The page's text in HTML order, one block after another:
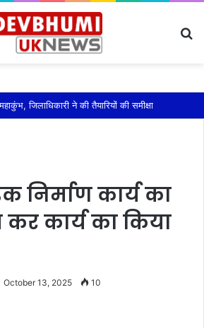
जिलाधिकारी ने की तैयारियों की समीक्षा
निर्माण कार्य का
कार्य का किया
October 13, 2025 10